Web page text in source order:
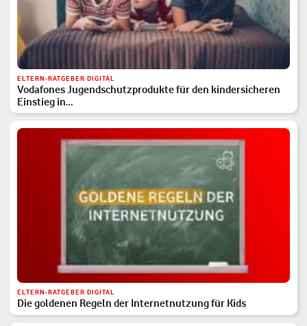
ELTERN-RATGEBER DIGITAL
Vodafones Jugendschutzprodukte für den kindersicheren
Einstieg in…
ELTERN-RATGEBER DIGITAL
Die goldenen Regeln der Internetnutzung für Kids